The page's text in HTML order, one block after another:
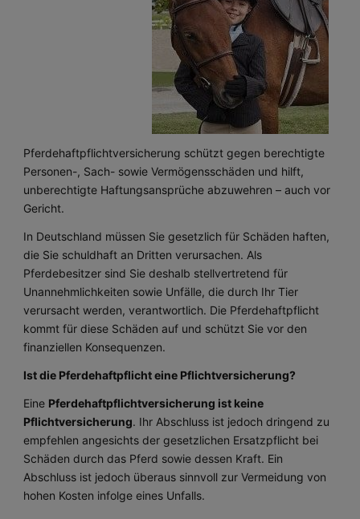
Pferdehaftpflichtversicherung schützt gegen berechtigte
Personen-, Sach- sowie Vermögensschäden und hilft,
unberechtigte Haftungsansprüche abzuwehren – auch vor
Gericht.
In Deutschland müssen Sie gesetzlich für Schäden haften,
die Sie schuldhaft an Dritten verursachen. Als
Pferdebesitzer sind Sie deshalb stellvertretend für
Unannehmlichkeiten sowie Unfälle, die durch Ihr Tier
verursacht werden, verantwortlich. Die Pferdehaftpflicht
kommt für diese Schäden auf und schützt Sie vor den
finanziellen Konsequenzen.
Ist die Pferdehaftpflicht eine Pflichtversicherung?
Eine Pferdehaftpflichtversicherung ist keine
Pflichtversicherung. Ihr Abschluss ist jedoch dringend zu
empfehlen angesichts der gesetzlichen Ersatzpflicht bei
Schäden durch das Pferd sowie dessen Kraft. Ein
Abschluss ist jedoch überaus sinnvoll zur Vermeidung von
hohen Kosten infolge eines Unfalls.